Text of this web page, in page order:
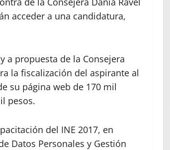
acceder a una candidatura,
a propuesta de la Consejera
la fiscalización del aspirante al
su página web de 170 mil
pesos.
del INE 2017, en
Datos Personales y Gestión